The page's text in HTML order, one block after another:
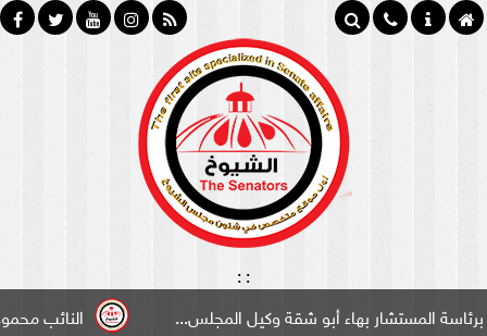
:
:
النائب محمود سامي
بهاء أبو شقة وكيل المجلس...